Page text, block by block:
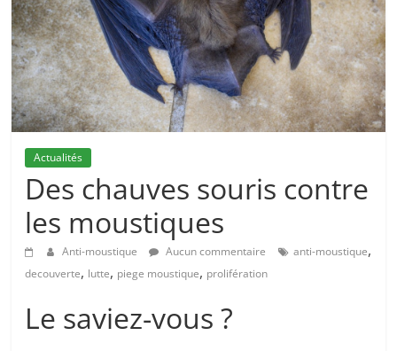
Actualités
Des chauves souris contre
les moustiques
Anti-moustique Aucun commentaire anti-moustique,
decouverte, lutte, piege moustique, prolifération
Le saviez-vous ?